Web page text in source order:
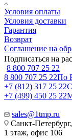
Условия оплаты
Условия доставки
Гарантия
Возврат
Соглашение на
Подписаться на
8 800 707 25 22
8 800 707 25 22По
+7 (812) 317 25 22
+7 (499) 450 25 22
sales@1tmp.ru
Санкт-
1 этаж, офис 106